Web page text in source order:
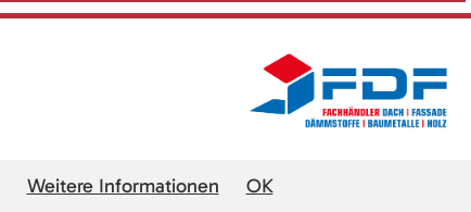
Weitere Informationen OK